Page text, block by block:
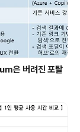
은 버려진 포탈